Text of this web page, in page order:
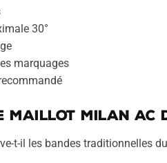
30°
marquages
maillot Milan AC
t-il les bandes traditionnelles